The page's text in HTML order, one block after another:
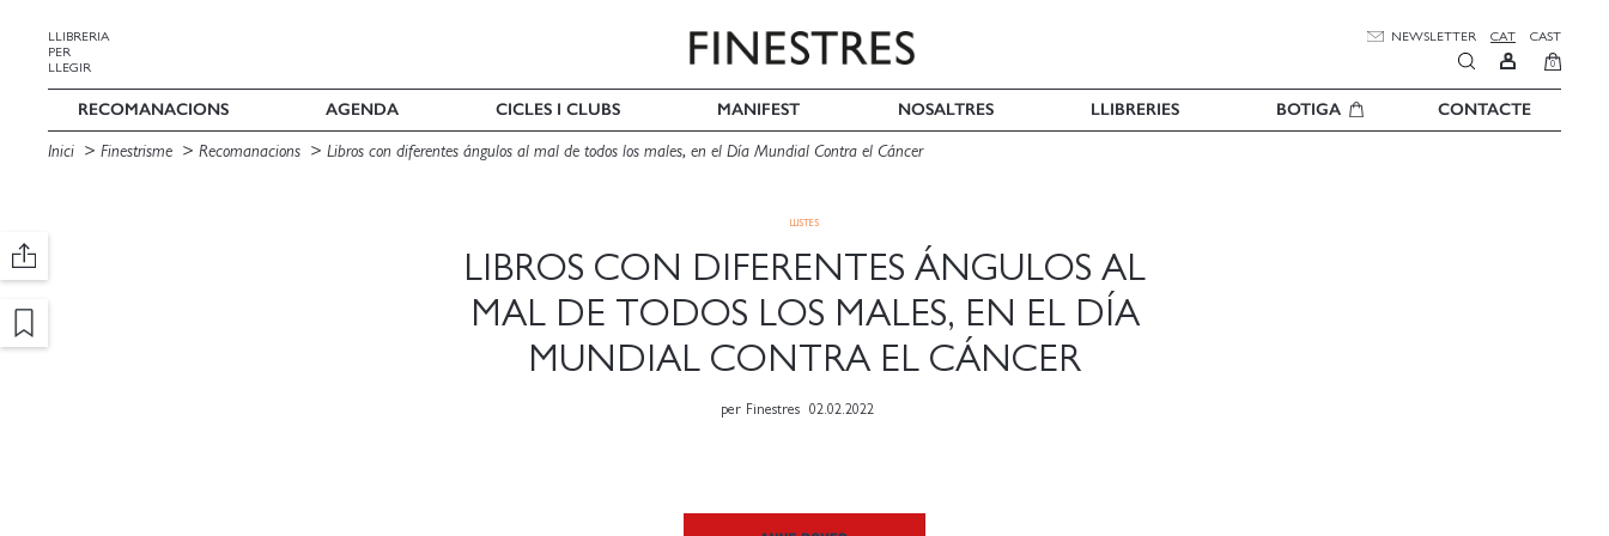
LLIBRERIA
PER
LLEGIR
NEWSLETTER CAT CAST
0
RECOMANACIONS AGENDA CICLES I CLUBS MANIFEST NOSALTRES LLIBRERIES BOTIGA CONTACTE
Inici Finestrisme Recomanacions Libros con diferentes ángulos al mal de todos los males, en el Día Mundial Contra el Cáncer
LLISTES
LIBROS CON DIFERENTES ÁNGULOS AL
MAL DE TODOS LOS MALES, EN EL DÍA
MUNDIAL CONTRA EL CÁNCER
per Finestres 02.02.2022